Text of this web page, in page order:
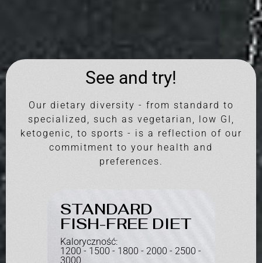
See and try!
Our dietary diversity - from standard to
specialized, such as vegetarian, low GI,
ketogenic, to sports - is a reflection of our
commitment to your health and
preferences.
STANDARD
FISH-FREE DIET
Kaloryczność:
1200 - 1500 - 1800 - 2000 - 2500 -
3000